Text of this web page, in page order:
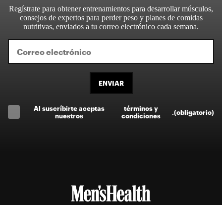
Regístrate para obtener entrenamientos para desarrollar músculos,
consejos de expertos para perder peso y planes de comidas
nutritivas, enviados a tu correo electrónico cada semana.
ENVIAR
Al suscríbirte aceptas
nuestros
términos y
condiciones
(obligatorio)